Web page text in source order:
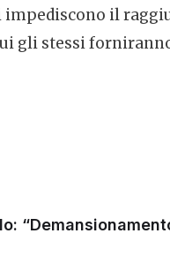
il
gli stessi